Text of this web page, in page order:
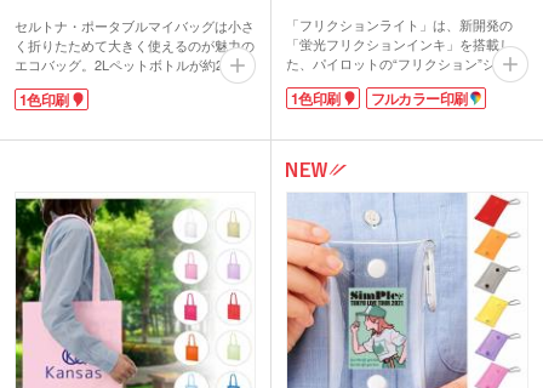
セルトナ・ポータブルマイバッグは小さ
く折りたためて大きく使えるのが魅力の
エコバッグ。2Lペットボトルが約2本入
るサイズです。使いやすいレジ袋型で毎
日のお買い物やレジャーに便利です。
と、クルクルっと折り畳み、最後に面フ
効果バッチリです。
ポリエステル素材なので薄くて軽く、か
さばらず携帯することができます。今や
必需品であるエコバッグは常に持ち歩く
ため、コンパクトに折りたためるものは
もらって喜ばれること間違いなし!企業
カラーやキャラクターイメージに合わせ
てオリジナルエコバッグを製作するのは
いかがでしょう。
1色印刷
「フリクションライト」は、新開発の
「蛍光フリクションインキ」を搭載し
た、パイロットの“フリクション”シリー
ズの蛍光ペン。オフィスや学校、ご家庭
でも何かと使う蛍光ペンは、ノベルティ
摩擦熱で筆跡を消去するので消しカスが
出ず、鉛筆やシャープペンシルの消し跡
と比べて消し残りが非常に少ないのも特
長です。仕事や勉強がはかどること間違
いナシ!名入れの目立つ白軸なので、ロ
ゴやイラストのPR効果も抜群です。
動画提供 : パイロット公式 YouTubeチャ
ンネル
1色印刷 フルカラー印刷